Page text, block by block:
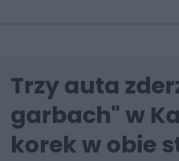
Trzy auta
garbach" w
korek w obie